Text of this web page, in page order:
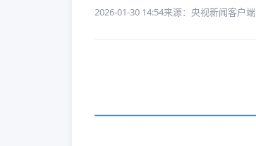
2026-01-30 14:54来源：央视新闻客户端